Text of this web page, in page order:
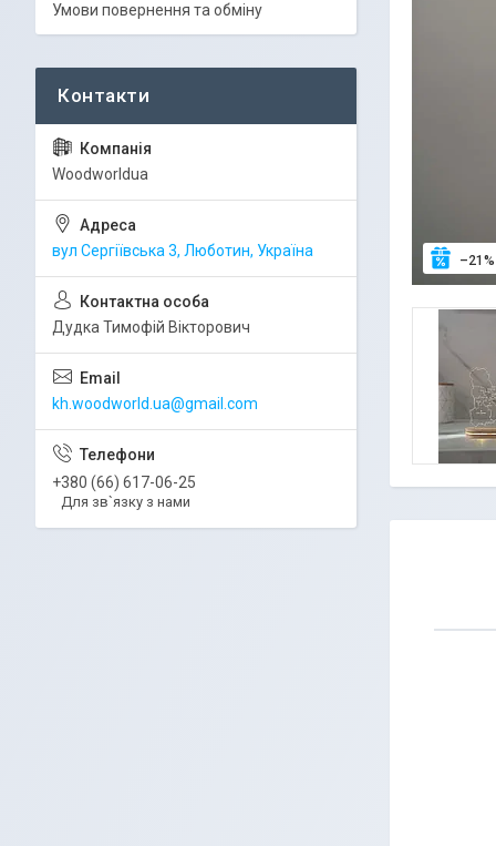
–21%
Умови повернення та обміну
Woodworldua
вул Сергіївська 3, Люботин, Україна
Дудка Тимофій Вікторович
kh.woodworld.ua@gmail.com
+380 (66) 617-06-25
Для зв`язку з нами